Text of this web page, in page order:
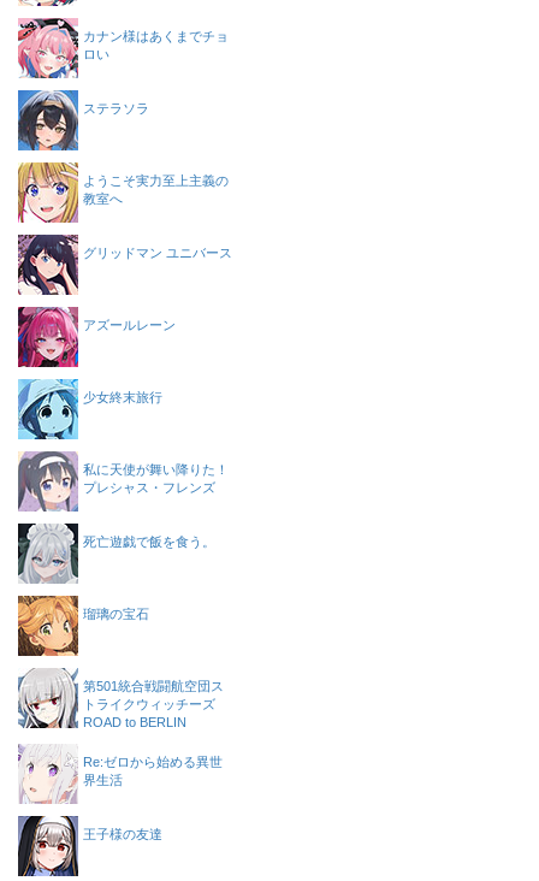
カナン様はあくまでチョ
ロい
ステラソラ
ようこそ実力至上主義の
教室へ
グリッドマン ユニバース
アズールレーン
少女終末旅行
私に天使が舞い降りた！
プレシャス・フレンズ
死亡遊戯で飯を食う。
瑠璃の宝石
第501統合戦闘航空団ス
トライクウィッチーズ
ROAD to BERLIN
Re:ゼロから始める異世
界生活
王子様の友達